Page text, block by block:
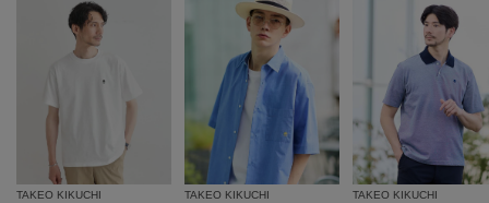
TAKEO KIKUCHI
TAKEO KIKUCHI
TAKEO KIKUCHI